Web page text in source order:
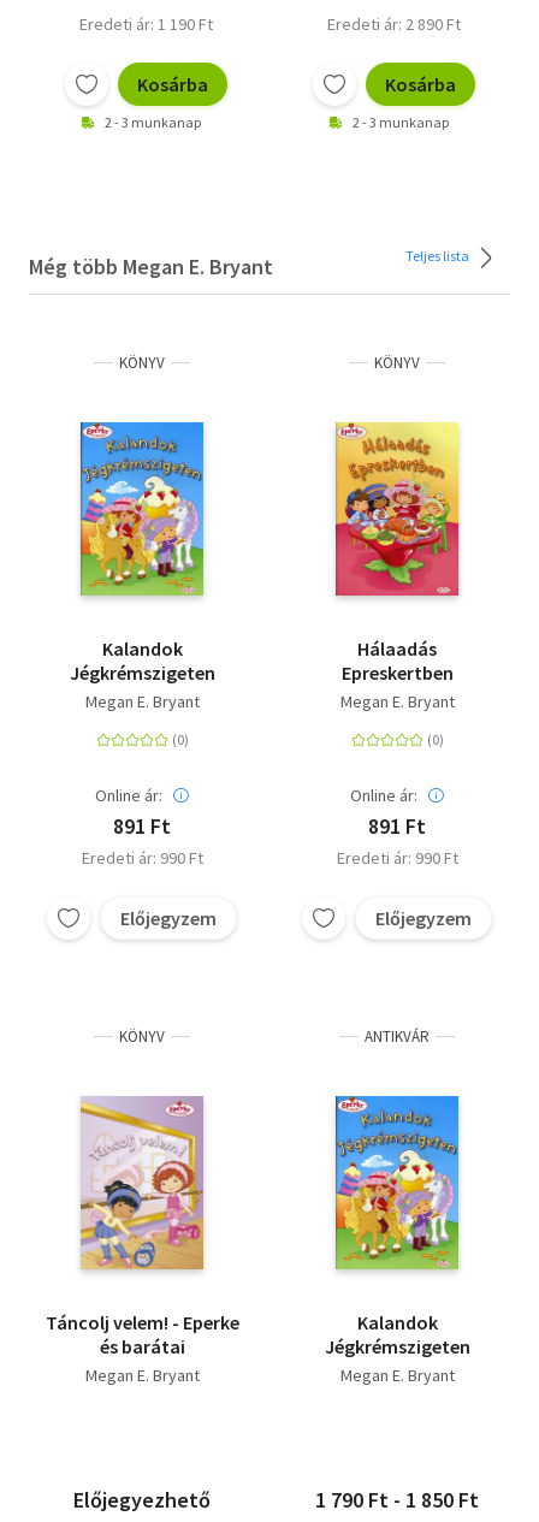
Eredeti ár: 1 190 Ft
Kosárba
2 - 3 munkanap
Eredeti ár: 2 890 Ft
Kosárba
2 - 3 munkanap
Még több Megan E. Bryant Teljes lista
KÖNYV
Kalandok
Jégkrémszigeten
Megan E. Bryant
Online ár:
891 Ft
Eredeti ár: 990 Ft
Előjegyzem
KÖNYV
Hálaadás
Epreskertben
Megan E. Bryant
Online ár:
891 Ft
Eredeti ár: 990 Ft
Előjegyzem
KÖNYV
Táncolj velem! - Eperke
és barátai
Megan E. Bryant
Előjegyezhető
ANTIKVÁR
Kalandok
Jégkrémszigeten
Megan E. Bryant
1 790 Ft - 1 850 Ft